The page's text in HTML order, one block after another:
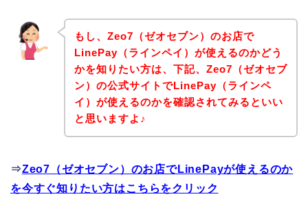
もし、Zeo7（ゼオセブン）のお店で
LinePay（ラインペイ）が使えるのかどう
かを知りたい方は、下記、Zeo7（ゼオセブ
ン）の公式サイトでLinePay（ラインペ
イ）が使えるのかを確認されてみるといい
と思いますよ♪
⇒Zeo7（ゼオセブン）のお店でLinePayが使えるのか
を今すぐ知りたい方はこちらをクリック